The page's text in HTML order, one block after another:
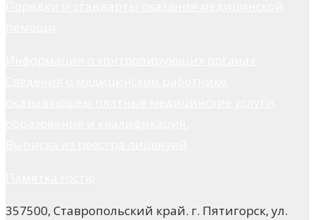
357500, Ставропольский край. г. Пятигорск, ул.